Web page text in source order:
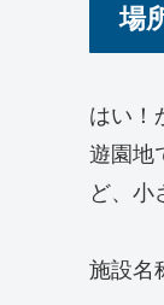
場
はい！
遊園地
ど、小
施設名